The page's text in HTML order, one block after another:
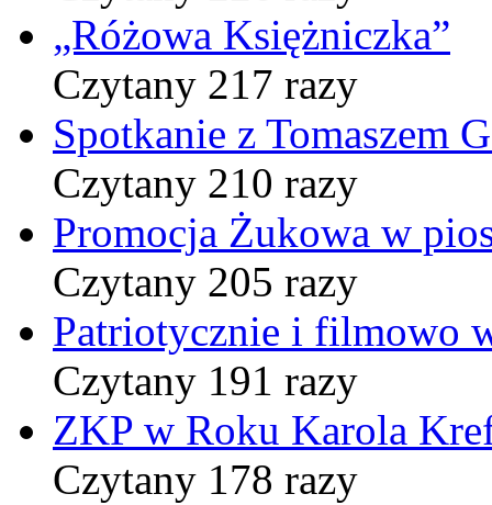
„Różowa Księżniczka”
Czytany 217 razy
Spotkanie z Tomaszem
Czytany 210 razy
Promocja Żukowa w
Czytany 205 razy
Patriotycznie i filmowo
Czytany 191 razy
ZKP w Roku Karola
Czytany 178 razy